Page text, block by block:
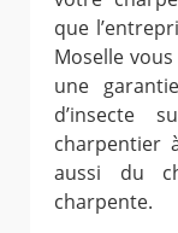
que
Moselle
une
d’insecte
charpentier
aussi du
charpente.